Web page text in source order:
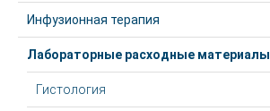
Инфузионная терапия
Лабораторные расходные материалы
Гистология